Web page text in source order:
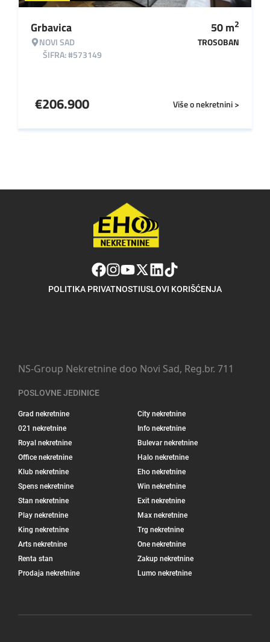
Grbavica
NOVI SAD
ŠIFRA: #573149
50m2
TROSOBAN
Više o nekretnini >
€206.900
POLITIKA PRIVATNOSTIUSLOVI KORIŠĆENJA
NS-Group Nekretnine doo Novi Sad, Reg.br. 711
POSLOVNE JEDINICE
Grad nekretnine
City nekretnine
021 nekretnine
Info nekretnine
Royal nekretnine
Bulevar nekretnine
Office nekretnine
Halo nekretnine
Klub nekretnine
Eho nekretnine
Spens nekretnine
Win nekretnine
Stan nekretnine
Exit nekretnine
Play nekretnine
Max nekretnine
King nekretnine
Trg nekretnine
Arts nekretnine
One nekretnine
Renta stan
Zakup nekretnine
Prodaja nekretnine
Lumo nekretnine